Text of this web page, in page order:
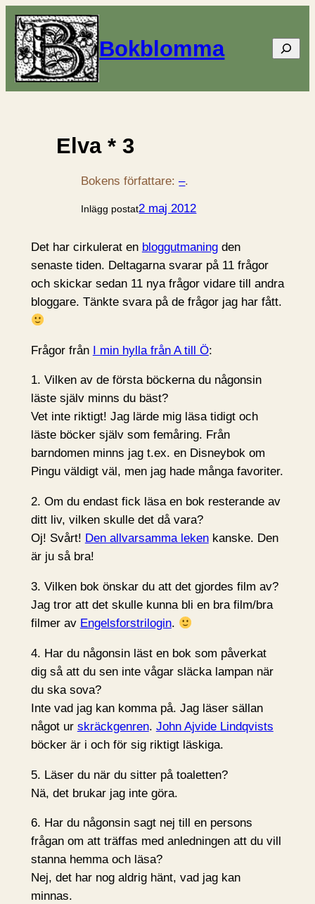
Bokblomma Sök
Elva * 3
Bokens författare:–.
Inlägg postat2 maj 2012
Det har cirkulerat en bloggutmaningden
senaste tiden. Deltagarna svarar på 11 frågor
och skickar sedan 11 nya frågor vidare till andra
bloggare. Tänkte svara på de frågor jag har fått.
Frågor från I min hylla från A till Ö:
1. Vilken av de första böckerna du någonsin
läste själv minns du bäst?
Vet inte riktigt! Jag lärde mig läsa tidigt och
läste böcker själv som femåring. Från
barndomen minns jag t.ex. en Disneybok om
Pingu väldigt väl, men jag hade många favoriter.
2. Om du endast fick läsa en bok resterande av
ditt liv, vilken skulle det då vara?
Oj! Svårt! Den allvarsamma lekenkanske. Den
är ju så bra!
3. Vilken bok önskar du att det gjordes film av?
Jag tror att det skulle kunna bli en bra film/bra
filmer av Engelsforstrilogin.
4. Har du någonsin läst en bok som påverkat
dig så att du sen inte vågar släcka lampan när
du ska sova?
Inte vad jag kan komma på. Jag läser sällan
något ur skräckgenren. John Ajvide Lindqvists
böcker är i och för sig riktigt läskiga.
5. Läser du när du sitter på toaletten?
Nä, det brukar jag inte göra.
6. Har du någonsin sagt nej till en persons
frågan om att träffas med anledningen att du vill
stanna hemma och läsa?
Nej, det har nog aldrig hänt, vad jag kan
minnas.